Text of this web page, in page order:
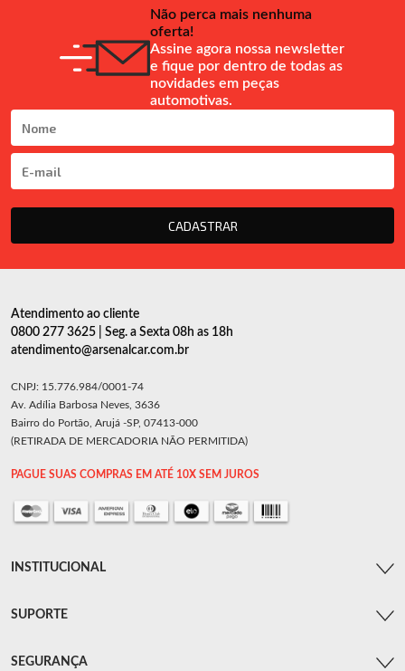
Não perca mais nenhuma
oferta!
Assine agora nossa newsletter
e fique por dentro de todas as
novidades em peças
automotivas.
CADASTRAR
Atendimento ao cliente
0800 277 3625 | Seg. a Sexta 08h as 18h
atendimento@arsenalcar.com.br
CNPJ: 15.776.984/0001-74
Av. Adília Barbosa Neves, 3636
Bairro do Portão, Arujá -SP, 07413-000
(RETIRADA DE MERCADORIA NÃO PERMITIDA)
PAGUE SUAS COMPRAS EM ATÉ 10X SEM JUROS
INSTITUCIONAL
SUPORTE
SEGURANÇA